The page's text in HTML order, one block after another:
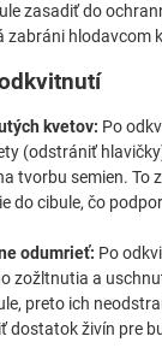
zasadiť do
zabráni hlodavcom
kvetov: Po
(odstrániť
tvorbu semien. To
do cibule, čo
odumrieť: Po
zožltnutia a
preto ich
dostatok živín pre